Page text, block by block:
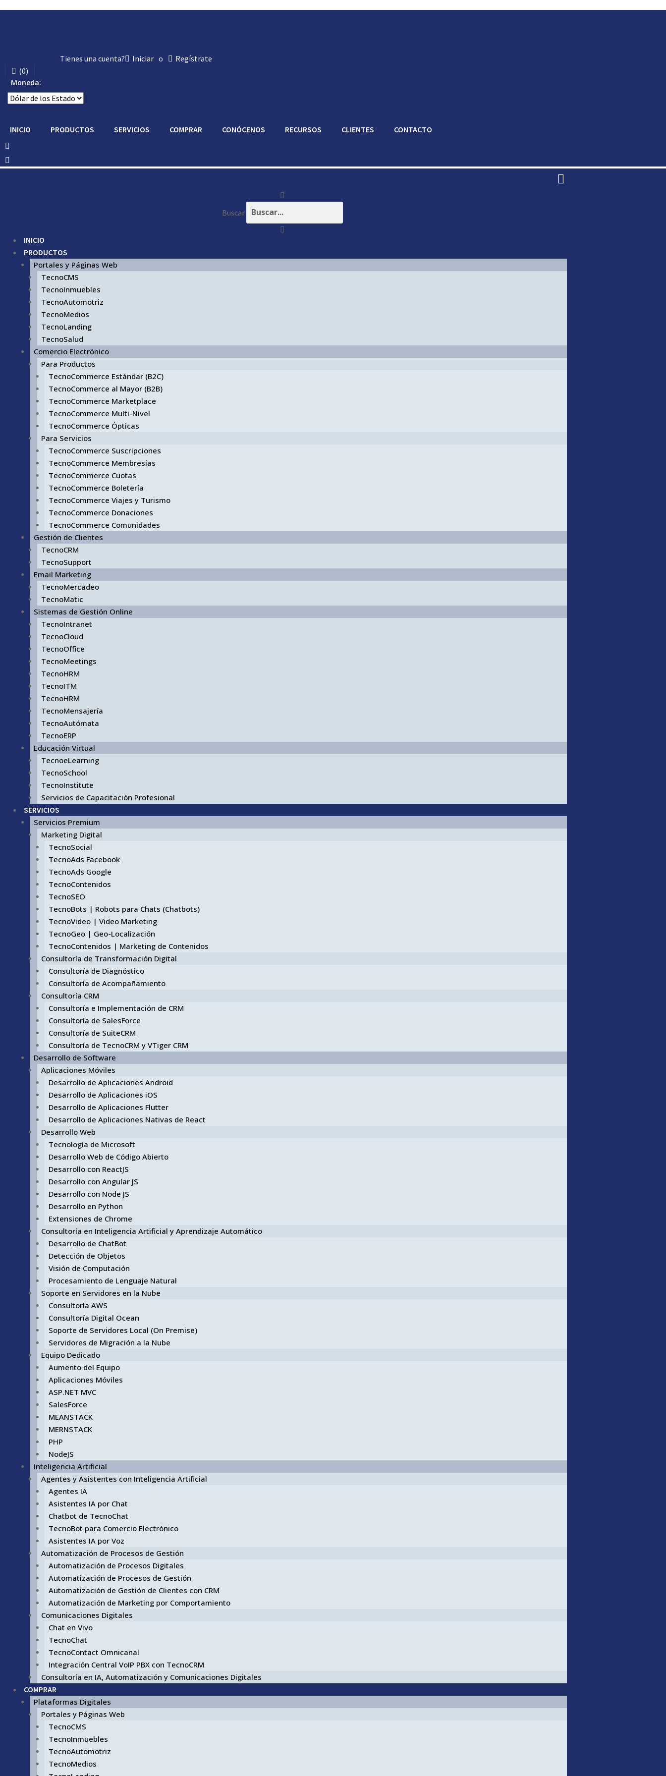
Tienes una cuenta? Iniciar o
Regístrate
(0)
Moneda:
INICIO PRODUCTOS SERVICIOS COMPRAR CONÓCENOS RECURSOS CLIENTES CONTACTO
Buscar
INICIO
PRODUCTOS
Portales y Páginas Web
TecnoCMS
TecnoInmuebles
TecnoAutomotriz
TecnoMedios
TecnoLanding
TecnoSalud
Comercio Electrónico
Para Productos
TecnoCommerce Estándar (B2C)
TecnoCommerce al Mayor (B2B)
TecnoCommerce Marketplace
TecnoCommerce Multi-Nivel
TecnoCommerce Ópticas
Para Servicios
TecnoCommerce Suscripciones
TecnoCommerce Membresías
TecnoCommerce Cuotas
TecnoCommerce Boletería
TecnoCommerce Viajes y Turismo
TecnoCommerce Donaciones
TecnoCommerce Comunidades
Gestión de Clientes
TecnoCRM
TecnoSupport
Email Marketing
TecnoMercadeo
TecnoMatic
Sistemas de Gestión Online
TecnoIntranet
TecnoCloud
TecnoOffice
TecnoMeetings
TecnoHRM
TecnoITM
TecnoHRM
TecnoMensajería
TecnoAutómata
TecnoERP
Educación Virtual
TecnoeLearning
TecnoSchool
TecnoInstitute
Servicios de Capacitación Profesional
SERVICIOS
Servicios Premium
Marketing Digital
TecnoSocial
TecnoAds Facebook
TecnoAds Google
TecnoContenidos
TecnoSEO
TecnoBots | Robots para Chats (Chatbots)
TecnoVideo | Video Marketing
TecnoGeo | Geo-Localización
TecnoContenidos | Marketing de Contenidos
Consultoría de Transformación Digital
Consultoría de Diagnóstico
Consultoría de Acompañamiento
Consultoría CRM
Consultoría e Implementación de CRM
Consultoría de SalesForce
Consultoría de SuiteCRM
Consultoría de TecnoCRM y VTiger CRM
Desarrollo de Software
Aplicaciones Móviles
Desarrollo de Aplicaciones Android
Desarrollo de Aplicaciones iOS
Desarrollo de Aplicaciones Flutter
Desarrollo de Aplicaciones Nativas de React
Desarrollo Web
Tecnología de Microsoft
Desarrollo Web de Código Abierto
Desarrollo con ReactJS
Desarrollo con Angular JS
Desarrollo con Node JS
Desarrollo en Python
Extensiones de Chrome
Consultoría en Inteligencia Artificial y Aprendizaje Automático
Desarrollo de ChatBot
Detección de Objetos
Visión de Computación
Procesamiento de Lenguaje Natural
Soporte en Servidores en la Nube
Consultoría AWS
Consultoría Digital Ocean
Soporte de Servidores Local (On Premise)
Servidores de Migración a la Nube
Equipo Dedicado
Aumento del Equipo
Aplicaciones Móviles
ASP.NET MVC
SalesForce
MEANSTACK
MERNSTACK
PHP
NodeJS
Inteligencia Artificial
Agentes y Asistentes con Inteligencia Artificial
Agentes IA
Asistentes IA por Chat
Chatbot de TecnoChat
TecnoBot para Comercio Electrónico
Asistentes IA por Voz
Automatización de Procesos de Gestión
Automatización de Procesos Digitales
Automatización de Procesos de Gestión
Automatización de Gestión de Clientes con CRM
Automatización de Marketing por Comportamiento
Comunicaciones Digitales
Chat en Vivo
TecnoChat
TecnoContact Omnicanal
Integración Central VoIP PBX con TecnoCRM
Consultoría en IA, Automatización y Comunicaciones Digitales
COMPRAR
Plataformas Digitales
Portales y Páginas Web
TecnoCMS
TecnoInmuebles
TecnoAutomotriz
TecnoMedios